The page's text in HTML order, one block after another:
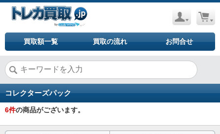
買取額一覧 買取の流れ お問合せ
コレクターズパック
6件の商品がございます。